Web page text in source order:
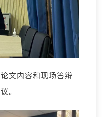
文内容和现场答辩
。